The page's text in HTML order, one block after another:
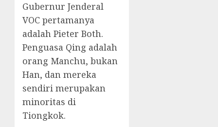
Gubernur Jenderal
VOC pertamanya
adalah Pieter Both.
Penguasa Qing adalah
orang Manchu, bukan
Han, dan mereka
sendiri merupakan
minoritas di
Tiongkok.